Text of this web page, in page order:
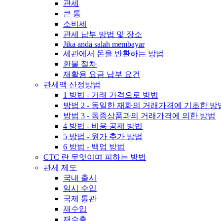
관세
큰 통
소비세
관세 납부 방법 및 장소
Jika anda salah membayar
세관에서 돈을 반환하는 방법
환불 절차
재활용 요금 납부 요건
관세액 산정방법
1 방법 - 거래 가격으로 방법
방법 2 - 동일한 재화의 거래가격에 기초한 방
방법 3 - 동종상품과의 거래가격에 의한 방법
4 방법 - 비용 공제 방법
5 방법 - 원가 추가 방법
6 방법 - 백업 방법
CTC 란 무엇이며 피하는 방법
관세 제도
국내 출시
임시 수입
국제 통관
재수입
재수출